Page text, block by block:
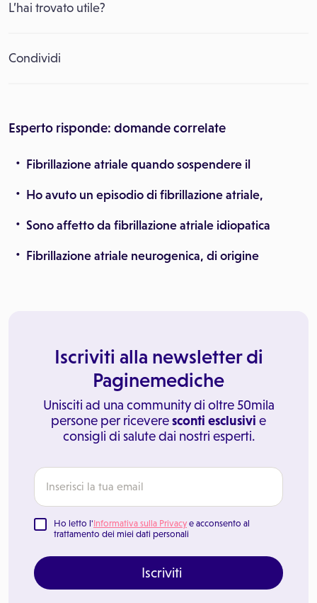
L’hai trovato utile?
Condividi
Esperto risponde: domande correlate
Fibrillazione atriale quando sospendere il
Ho avuto un episodio di fibrillazione atriale,
Sono affetto da fibrillazione atriale idiopatica
Fibrillazione atriale neurogenica, di origine
Iscriviti alla newsletter di
Paginemediche
Unisciti ad una community di oltre 50mila
persone per riceveresconti esclusivi e
consigli di salute dai nostri esperti.
Ho letto l'Informativa sulla Privacy e acconsento al
trattamento dei miei dati personali
Iscriviti